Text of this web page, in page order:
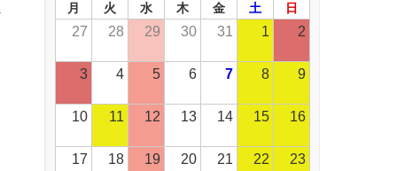
月 火 水 木 金 土 日
27 28 29 30 31 1 2
3 4 5 6 7 8 9
10 11 12 13 14 15 16
17 18 19 20 21 22 23